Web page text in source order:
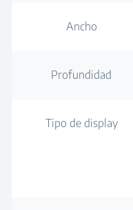
Ancho
Profundidad
Tipo de display